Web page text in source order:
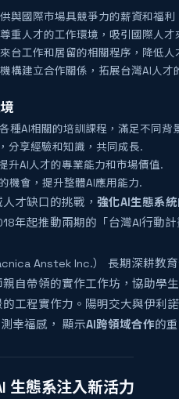
與國際市場具競爭力的薪資和福利
重人才的工作環境，吸引國際人才
台工作和居留的相關程序，降低
構建立合作關係，拓展台灣AI人才
種AI相關的培訓課程，滿足不同背
分享經驗和知識，共同成長.
升AI人才的專業能力和市場價值.
機會，提升整體AI應用能力.
才缺口的挑戰， 強化AI生態系
年起推動兩期的「台灣AI行動
Anstek Inc.） 長期深耕教
自帶領的實作工作坊，協助學
工程實作力。陽明交大與伊利
幸福感， 顯示AI跨領域合作的
生態系注入新活力